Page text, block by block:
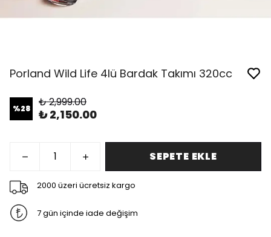
Porland Wild Life 4lü Bardak Takımı 320cc
%28 ₺ 2,999.00
₺ 2,150.00
SEPETE EKLE
2000 üzeri ücretsiz kargo
7 gün içinde iade değişim